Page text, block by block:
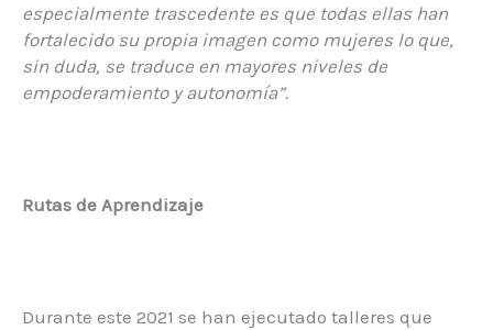
especialmente trascedente es que todas ellas han
fortalecido su propia imagen como mujeres lo que,
sin duda, se traduce en mayores niveles de
empoderamiento y autonomía”.
Rutas de Aprendizaje
Durante este 2021 se han ejecutado talleres que